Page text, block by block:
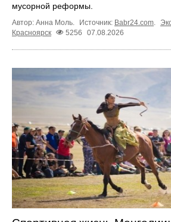
мусорной реформы.
Автор: Анна Моль. Источник: Babr24.com
Красноярск
5256 07.08.2026